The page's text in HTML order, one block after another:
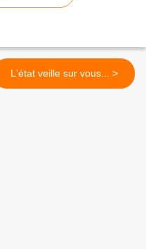
L'état veille sur vous... >